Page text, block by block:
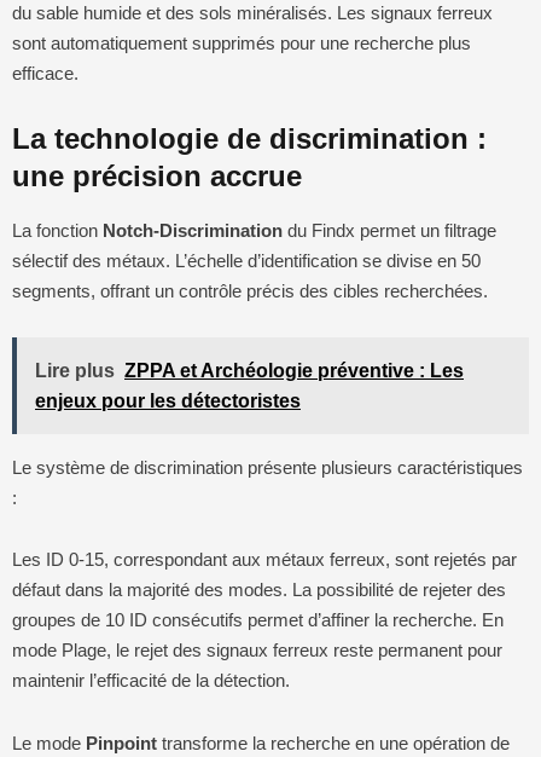
du sable humide et des sols minéralisés. Les signaux ferreux
sont automatiquement supprimés pour une recherche plus
efficace.
La technologie de discrimination :
une précision accrue
La fonction Notch-Discrimination du Findx permet un filtrage
sélectif des métaux. L’échelle d’identification se divise en 50
segments, offrant un contrôle précis des cibles recherchées.
Lire plus ZPPA et Archéologie préventive : Les
enjeux pour les détectoristes
Le système de discrimination présente plusieurs caractéristiques
:
Les ID 0-15, correspondant aux métaux ferreux, sont rejetés par
défaut dans la majorité des modes. La possibilité de rejeter des
groupes de 10 ID consécutifs permet d’affiner la recherche. En
mode Plage, le rejet des signaux ferreux reste permanent pour
maintenir l’efficacité de la détection.
Le mode Pinpoint transforme la recherche en une opération de